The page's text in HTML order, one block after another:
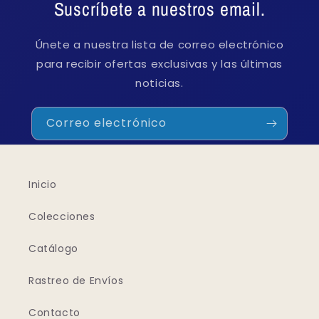
Suscríbete a nuestros email.
Únete a nuestra lista de correo electrónico
para recibir ofertas exclusivas y las últimas
noticias.
Correo electrónico
Inicio
Colecciones
Catálogo
Rastreo de Envíos
Contacto